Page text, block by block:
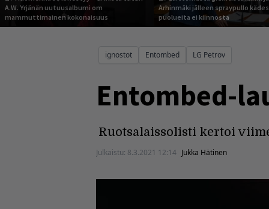
A.W. Yrjänän uutuusalbumi om
mammuttimainen kokonaisuus
Arhinmäki jälleen spraypullo
puolueita ei kiinnosta
ignostot Entombed LG Petrov
Entombed-
Ruotsalaissolisti kertoi
Julkaistu: 8.3.2021 12:14 Jukka Hätinen